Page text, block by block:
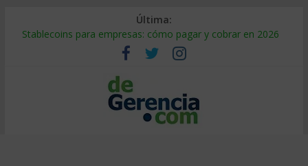
Última:
Stablecoins para empresas: cómo pagar y cobrar en 2026
Despido silencioso: qué es y por qué sale tan caro
IA en selección de personal: cómo auditarla a tiempo
Trabajo forzoso en la cadena de suministro: qué hacer
Mercado hispano de EE. UU.: cómo segmentarlo y venderle